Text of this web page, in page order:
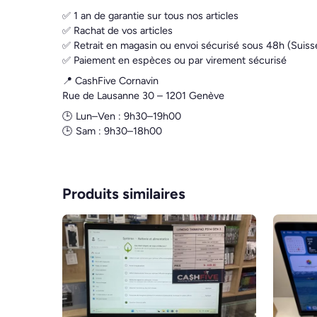
✅ 1 an de garantie sur tous nos articles
✅ Rachat de vos articles
✅ Retrait en magasin ou envoi sécurisé sous 48h
✅ Paiement en espèces ou par virement sécurisé
📍 CashFive Cornavin
Rue de Lausanne 30 – 1201 Genève
🕒 Lun–Ven : 9h30–19h00
🕒 Sam : 9h30–18h00
Produits similaires